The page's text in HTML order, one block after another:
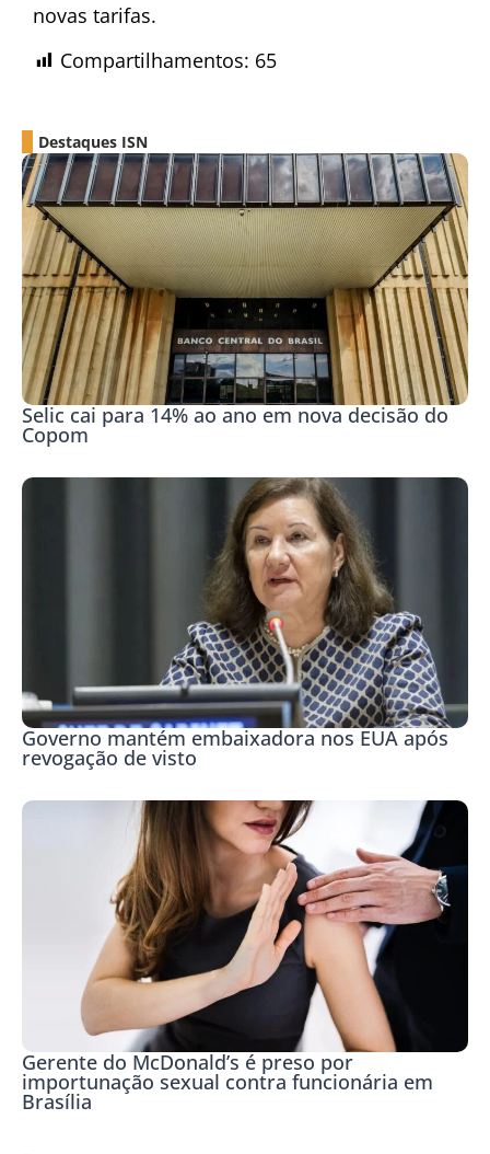
novas tarifas.
Compartilhamentos: 65
Destaques ISN
Selic cai para 14% ao ano em nova decisão do
Copom
Governo mantém embaixadora nos EUA após
revogação de visto
Gerente do McDonald’s é preso por
importunação sexual contra funcionária em
Brasília